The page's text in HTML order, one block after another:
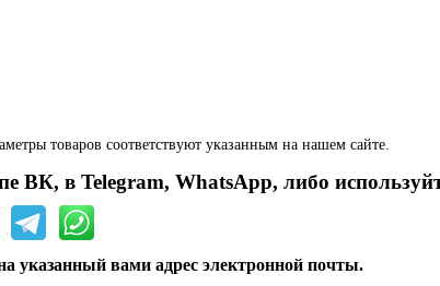
товаров соответствуют указанным на нашем сайте.
ВК, в Telegram, WhatsApp, либо
указанный вами адрес электронной почты.